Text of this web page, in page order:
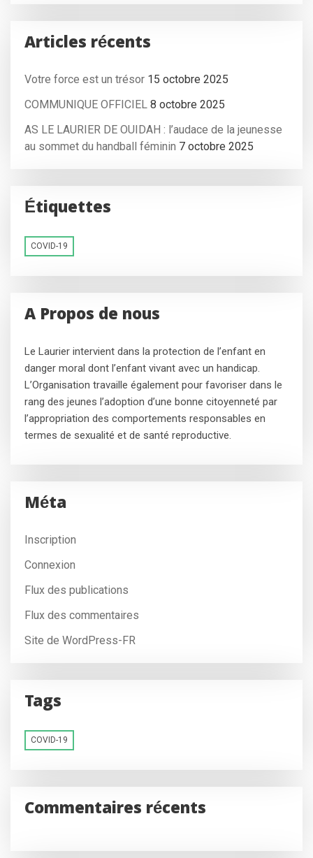
Articles récents
Votre force est un trésor 15 octobre 2025
COMMUNIQUE OFFICIEL 8 octobre 2025
AS LE LAURIER DE OUIDAH : l’audace de la jeunesse
au sommet du handball féminin 7 octobre 2025
Étiquettes
COVID-19
A Propos de nous
Le Laurier intervient dans la protection de l’enfant en
danger moral dont l’enfant vivant avec un handicap.
L’Organisation travaille également pour favoriser dans le
rang des jeunes l’adoption d’une bonne citoyenneté par
l’appropriation des comportements responsables en
termes de sexualité et de santé reproductive.
Méta
Inscription
Connexion
Flux des publications
Flux des commentaires
Site de WordPress-FR
Tags
COVID-19
Commentaires récents